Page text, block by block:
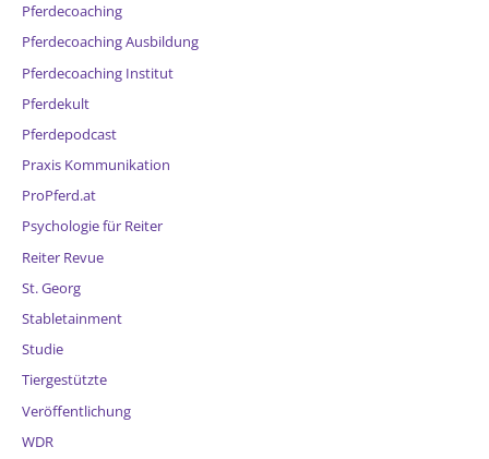
Pferdecoaching
Pferdecoaching Ausbildung
Pferdecoaching Institut
Pferdekult
Pferdepodcast
Praxis Kommunikation
ProPferd.at
Psychologie für Reiter
Reiter Revue
St. Georg
Stabletainment
Studie
Tiergestützte
Veröffentlichung
WDR